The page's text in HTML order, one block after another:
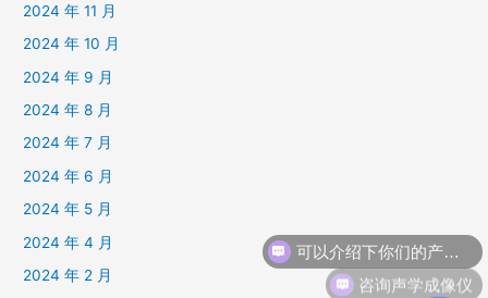
2024 年 11 月
2024 年 10 月
2024 年 9 月
2024 年 8 月
2024 年 7 月
2024 年 6 月
2024 年 5 月
2024 年 4 月
2024 年 2 月
可以介绍下你们的产品么
咨询声学成像仪